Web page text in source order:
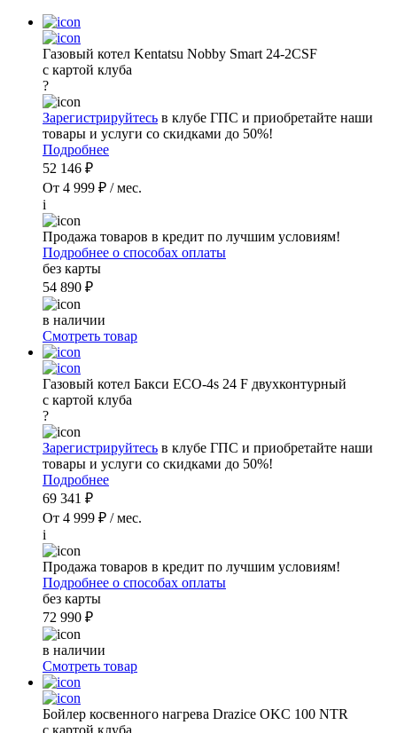
Газовый котел Kentatsu Nobby Smart 24-2CSF
с картой клуба
?
Зарегистрируйтесь в клубе ГПС и приобретайте наши
товары и услуги со скидками до 50%!
Подробнее
52 146 ₽
От 4 999 ₽ / мес.
i
Продажа товаров в кредит по лучшим условиям!
Подробнее о способах оплаты
без карты
54 890 ₽
в наличии
Смотреть товар
Газовый котел Бакси ECO-4s 24 F двухконтурный
с картой клуба
?
Зарегистрируйтесь в клубе ГПС и приобретайте наши
товары и услуги со скидками до 50%!
Подробнее
69 341 ₽
От 4 999 ₽ / мес.
i
Продажа товаров в кредит по лучшим условиям!
Подробнее о способах оплаты
без карты
72 990 ₽
в наличии
Смотреть товар
Бойлер косвенного нагрева Drazice OKC 100 NTR
с картой клуба